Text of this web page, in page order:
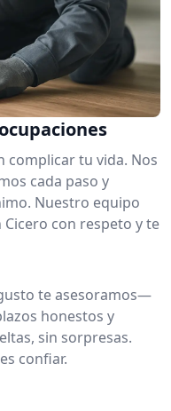
complicar tu vida. Nos
cada paso y
Nuestro equipo
con respeto y te
te asesoramos—
honestos y
sin sorpresas.
confiar.